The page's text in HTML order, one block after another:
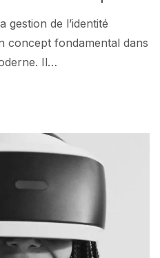
gestion de l’identité
concept fondamental dans
Il…